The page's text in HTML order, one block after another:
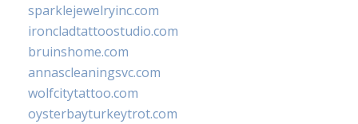
sparklejewelryinc.com
ironcladtattoostudio.com
bruinshome.com
annascleaningsvc.com
wolfcitytattoo.com
oysterbayturkeytrot.com